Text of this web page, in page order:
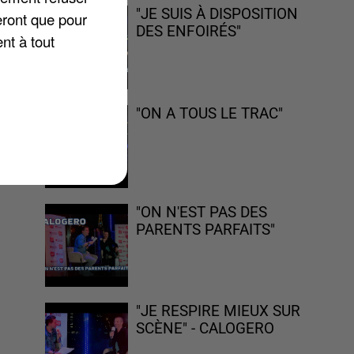
"JE SUIS À DISPOSITION
DES ENFOIRÉS"
"ON A TOUS LE TRAC"
"ON N'EST PAS DES
PARENTS PARFAITS"
"JE RESPIRE MIEUX SUR
SCÈNE" - CALOGERO
que pour
à tout